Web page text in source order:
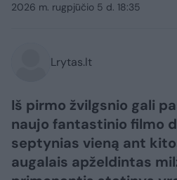
2026 m. rugpjūčio 5 d. 18:35
Lrytas.lt
Iš pirmo žvilgsnio gali
naujo fantastinio filmo
septynias vieną ant
augalais apželdintas